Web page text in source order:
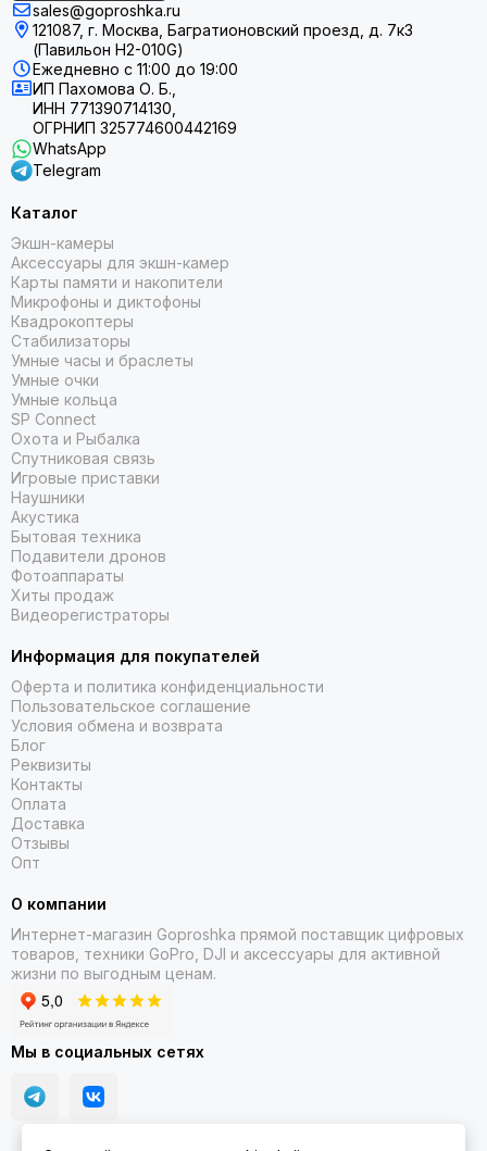
РАЗВИВАЙТЕ СВОИ УВЛЕЧЕНИЯ
БОЛЕЕ 80 СПОРТИВНЫХ ПРИЛОЖЕНИЙ, GARMIN COACH,
ЗАГРУЖАЕМЫЕ ТРЕНИРОВКИ И МНОГОЕ ДРУГОЕ
ЗАГРУЖАЕМЫЕ ТРЕНИРОВКИ И МНОГОЕ ДРУГОЕ
sales@goproshka.ru
121087, г. Москва, Багратионовский проезд, д. 7к3
(Павильон H2-010G)
Ежедневно с 11:00 до 19:00
ИП Пахомова О. Б.,
ИНН 771390714130,
ОГРНИП 325774600442169
WhatsApp
Telegram
Каталог
Экшн-камеры
Аксессуары для экшн-камер
Карты памяти и накопители
Микрофоны и диктофоны
Квадрокоптеры
Стабилизаторы
Умные часы и браслеты
Умные очки
Умные кольца
SP Connect
Охота и Рыбалка
Спутниковая связь
Игровые приставки
Наушники
Акустика
Бытовая техника
Подавители дронов
Фотоаппараты
Хиты продаж
Видеорегистраторы
Информация для покупателей
Оферта и политика конфиденциальности
Пользовательское соглашение
Условия обмена и возврата
Блог
Реквизиты
Контакты
Оплата
Доставка
Отзывы
Опт
О компании
Интернет-магазин Goproshka прямой поставщик цифровых
товаров, техники GoPro, DJI и аксессуары для активной
жизни по выгодным ценам.
Мы в социальных сетях